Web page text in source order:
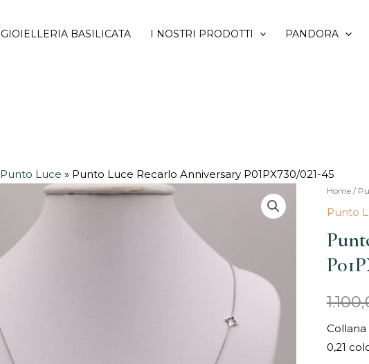
GIOIELLERIA BASILICATA I NOSTRI PRODOTTI PANDORA
Punto Luce » Punto Luce Recarlo Anniversary P01PX730/021-45
Home/
Punto
0,21